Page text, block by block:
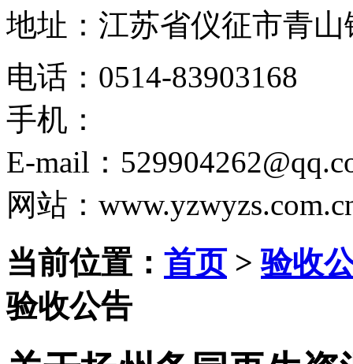
地址：江苏省仪征市青
电话：0514-83903168
手机：
E-mail：
网站：
当前位置： 首页>验收
验收公告